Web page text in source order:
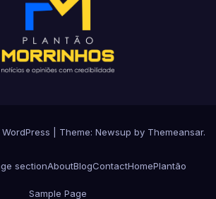
Theme: Newsup by Themeansar.
sectionAboutBlogContactHomePlantão
Sample Page